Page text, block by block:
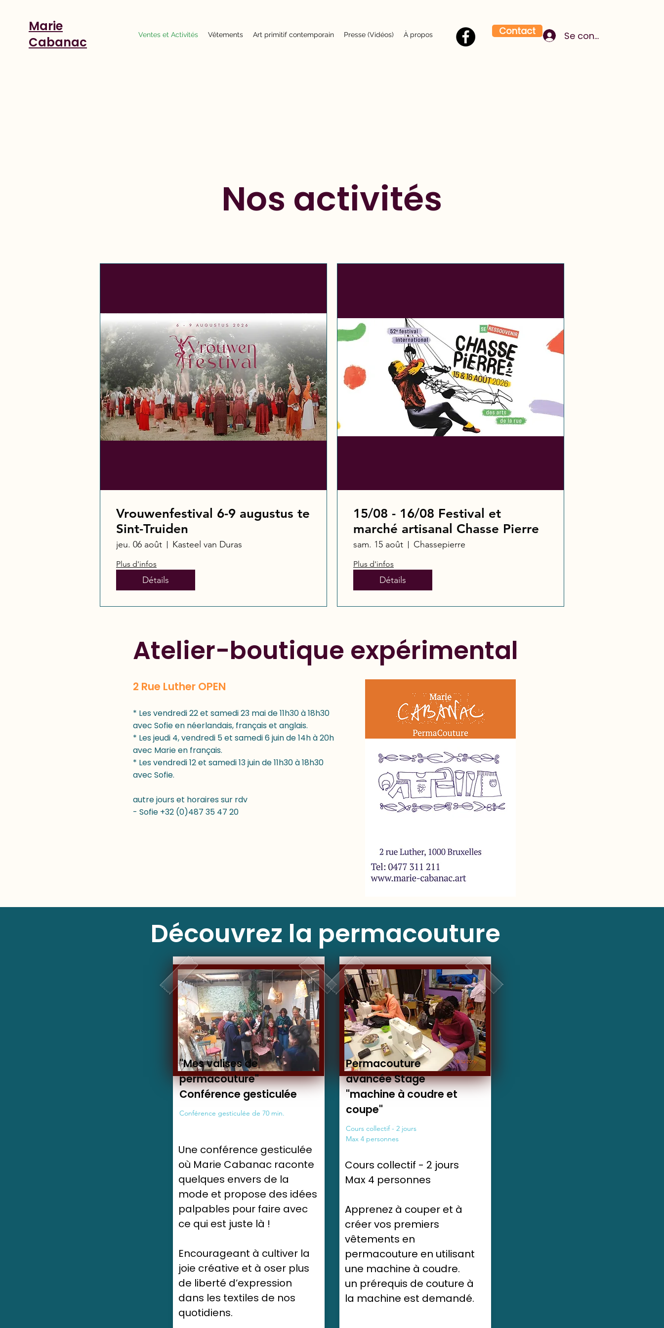
Marie
Cabanac
Ventes et Activités Vêtements Art primitif contemporain Presse (Vidéos) À propos Contact Se connecter
Nos activités
Vrouwenfestival 6-9 augustus te
Sint-Truiden
jeu. 06 août Kasteel van Duras
Plus d'infos
Détails
15/08 - 16/08 Festival et
marché artisanal Chasse Pierre
sam. 15 août Chassepierre
Plus d'infos
Détails
Atelier-boutique expérimental
2 Rue Luther OPEN
* Les vendredi 22 et samedi 23 mai de 11h30 à 18h30
avec Sofie en néerlandais, français et anglais.
* Les jeudi 4, vendredi 5 et samedi 6 juin de 14h à 20h
avec Marie en français.
* Les vendredi 12 et samedi 13 juin de 11h30 à 18h30
avec Sofie.
autre jours et horaires sur rdv
- Sofie +32 (0)487 35 47 20
Découvrez la permacouture
"Mes valises de
permacouture"
Conférence gesticulée
Conférence gesticulée de 70 min.
Une conférence gesticulée
où Marie Cabanac raconte
quelques envers de la
mode et propose des idées
palpables pour faire avec
ce qui est juste là !
Encourageant à cultiver la
joie créative et à oser plus
de liberté d’expression
dans les textiles de nos
quotidiens.
Permacouture
avancée Stage
"machine à coudre et
coupe"
Cours collectif - 2 jours
Max 4 personnes
Cours collectif - 2 jours
Max 4 personnes
Apprenez à couper et à
créer vos premiers
vêtements en
permacouture en utilisant
une machine à coudre.
un prérequis de couture à
la machine est demandé.